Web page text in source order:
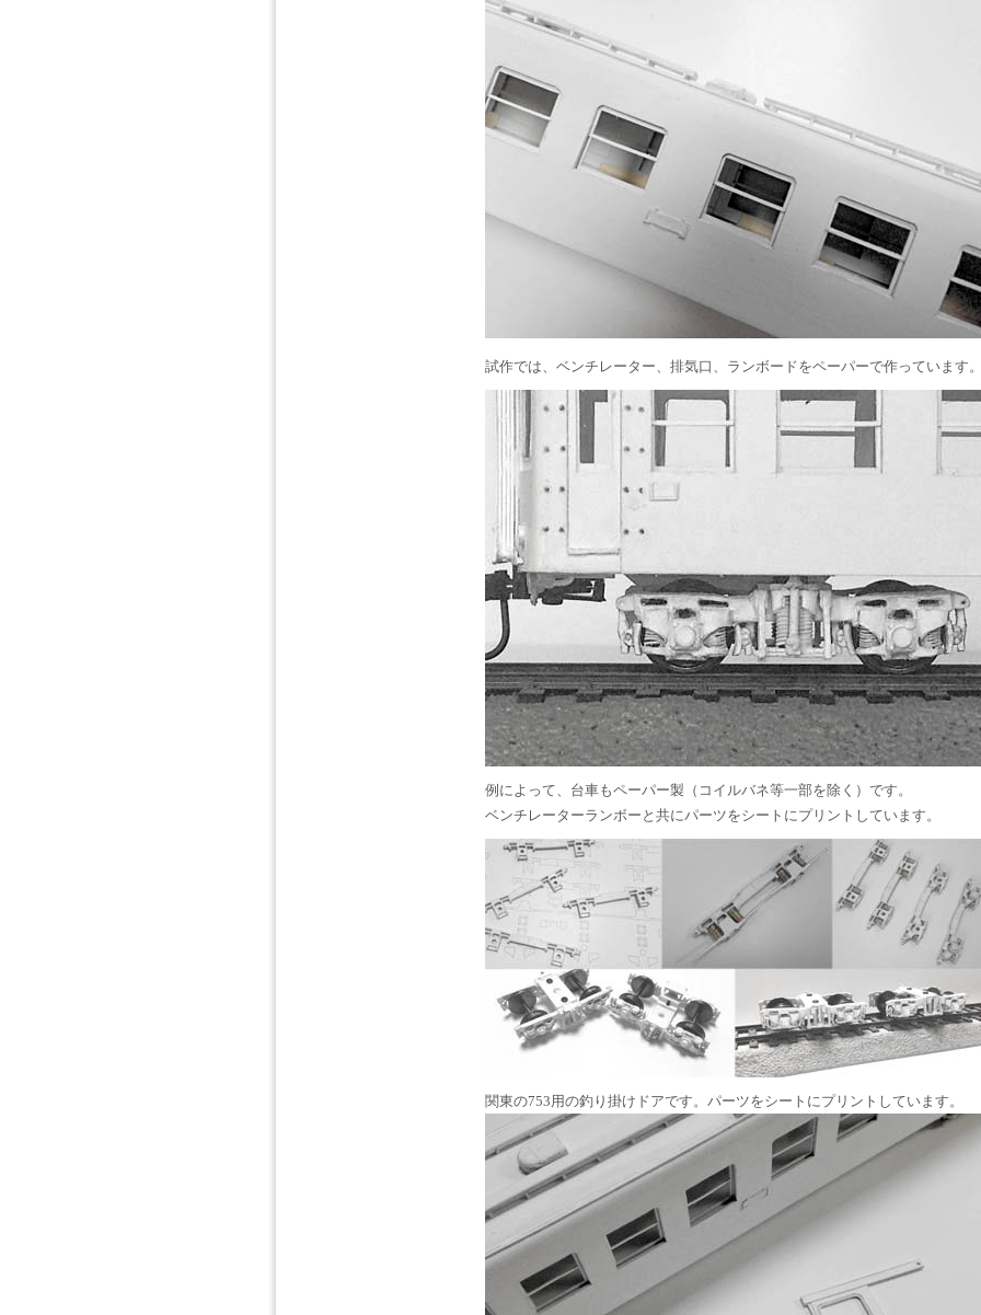
試作では、ベンチレーター、排気口、ランボードをペーパーで作っています
例によって、台車もペーパー製（コイルバネ等一部を除く）です。
ベンチレーターランボーと共にパーツをシートにプリントしています。
関東の753用の釣り掛けドアです。パーツをシートにプリントしています。